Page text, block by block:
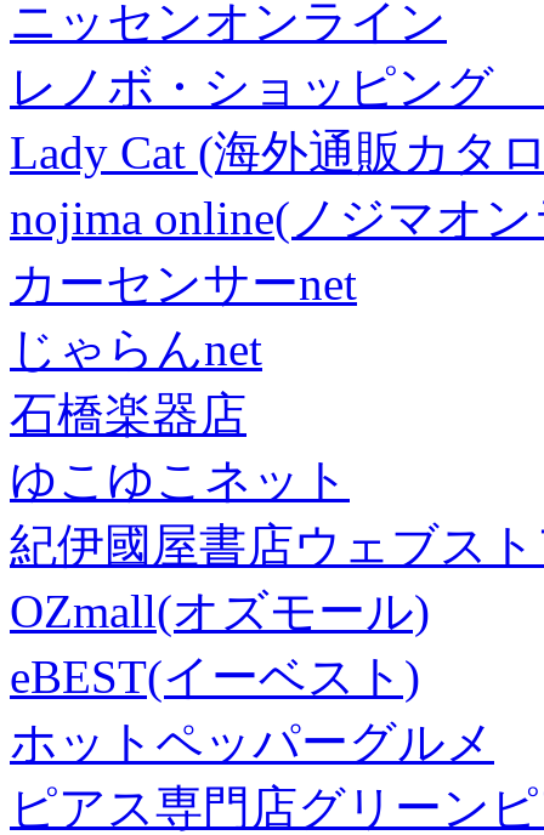
ニッセンオンライン
レノボ・ショッピング
Lady Cat (海外通販カタ
nojima online(ノジマオ
カーセンサーnet
じゃらんnet
石橋楽器店
ゆこゆこネット
紀伊國屋書店ウェブス
OZmall(オズモール)
eBEST(イーベスト)
ホットペッパーグルメ
ピアス専門店グリーン